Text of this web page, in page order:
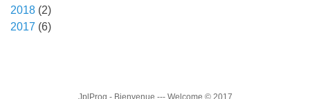
2018 (2)
2017 (6)
JplProg - Bienvenue --- Welcome © 2017